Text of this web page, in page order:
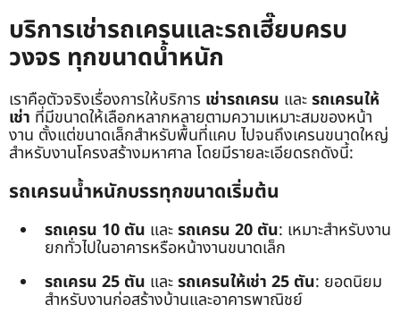
บริการเช่ารถเครนและรถเฮี๊ยบครบ
วงจร ทุกขนาดน้ำหนัก
เราคือตัวจริงเรื่องการให้บริการ เช่ารถเครน และรถเครนให้
เช่า ที่มีขนาดให้เลือกหลากหลายตามความเหมาะสมของหน้า
งาน ตั้งแต่ขนาดเล็กสำหรับพื้นที่แคบ ไปจนถึงเครนขนาดใหญ่
สำหรับงานโครงสร้างมหาศาล โดยมีรายละเอียดรถดังนี้:
รถเครนน้ำหนักบรรทุกขนาดเริ่มต้น
รถเครน 10 ตัน และรถเครน 20 ตัน: เหมาะสำหรับงาน
ยกทั่วไปในอาคารหรือหน้างานขนาดเล็ก
รถเครน 25 ตัน และรถเครนให้เช่า 25 ตัน: ยอดนิยม
สำหรับงานก่อสร้างบ้านและอาคารพาณิชย์